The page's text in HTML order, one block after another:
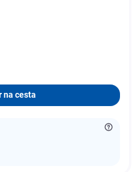
na cesta